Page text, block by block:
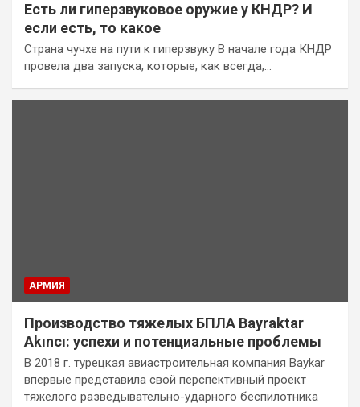
Есть ли гиперзвуковое оружие у КНДР? И
если есть, то какое
Страна чучхе на пути к гиперзвуку В начале года КНДР
провела два запуска, которые, как всегда,…
АРМИЯ
Производство тяжелых БПЛА Bayraktar
Akıncı: успехи и потенциальные проблемы
В 2018 г. турецкая авиастроительная компания Baykar
впервые представила свой перспективный проект
тяжелого разведывательно-ударного беспилотника